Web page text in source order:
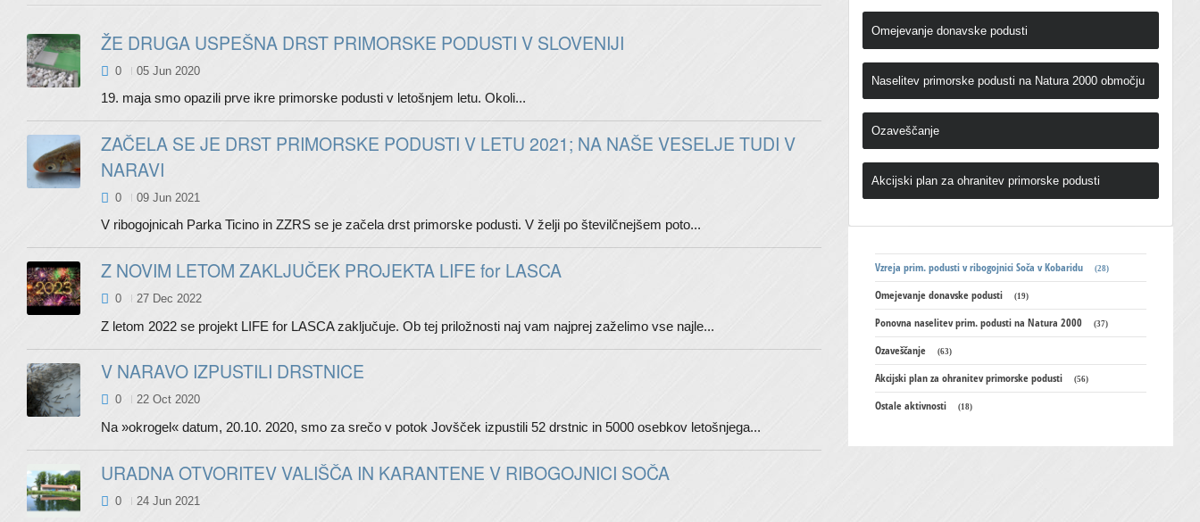
ŽE DRUGA USPEŠNA DRST PRIMORSKE PODUSTI V SLOVENIJI
0 05 Jun 2020
19. maja smo opazili prve ikre primorske podusti v letošnjem letu. Okoli...
ZAČELA SE JE DRST PRIMORSKE PODUSTI V LETU 2021; NA NAŠE VESELJE TUDI V
NARAVI
0 09 Jun 2021
V ribogojnicah Parka Ticino in ZZRS se je začela drst primorske podusti. V želji po številčnejšem poto...
Z NOVIM LETOM ZAKLJUČEK PROJEKTA LIFE for LASCA
0 27 Dec 2022
Z letom 2022 se projekt LIFE for LASCA zaključuje. Ob tej priložnosti naj vam najprej zaželimo vse najle...
V NARAVO IZPUSTILI DRSTNICE
0 22 Oct 2020
Na »okrogel« datum, 20.10. 2020, smo za srečo v potok Jovšček izpustili 52 drstnic in 5000 osebkov letošnjega...
URADNA OTVORITEV VALIŠČA IN KARANTENE V RIBOGOJNICI SOČA
0 24 Jun 2021
Omejevanje donavske podusti
Naselitev primorske podusti na Natura 2000 območju
Ozaveščanje
Akcijski plan za ohranitev primorske podusti
Vzreja prim. podusti v ribogojnici Soča v Kobaridu (28)
Omejevanje donavske podusti (19)
Ponovna naselitev prim. podusti na Natura 2000 (37)
Ozaveščanje (63)
Akcijski plan za ohranitev primorske podusti (56)
Ostale aktivnosti (18)